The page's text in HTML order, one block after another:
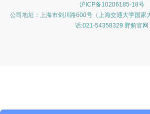
沪ICP备10206185-18号
公司地址：上海市剑川路600号（上海交通大学国家
话:021-54358329 野豹官网